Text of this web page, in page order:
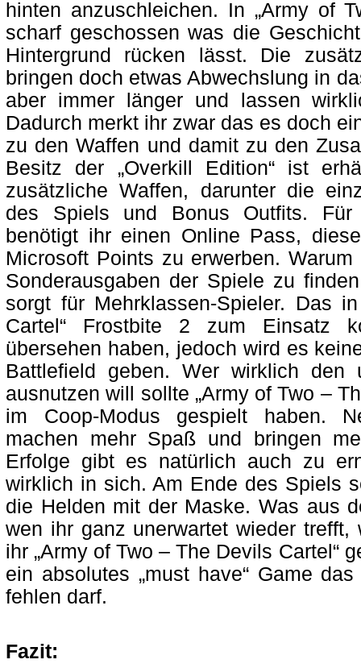
hinten anzuschleichen. In „Army of
scharf geschossen was die
Hintergrund rücken lässt. Die
bringen doch etwas Abwechslung in
aber immer länger und lassen
Dadurch merkt ihr zwar das es doch
zu den Waffen und damit zu den
Besitz der „Overkill Edition“ ist
zusätzliche Waffen, darunter die
des Spiels und Bonus Outfits. Für
benötigt ihr einen Online Pass,
Microsoft Points zu erwerben.
Sonderausgaben der Spiele zu
sorgt für Mehrklassen-Spieler. Das
Cartel“ Frostbite 2 zum Einsatz
übersehen haben, jedoch wird es
Battlefield geben. Wer wirklich den
ausnutzen will sollte „Army of Two –
im Coop-Modus gespielt haben.
machen mehr Spaß und bringen
Erfolge gibt es natürlich auch zu
wirklich in sich. Am Ende des Spiels
die Helden mit der Maske. Was aus
wen ihr ganz unerwartet wieder
ihr „Army of Two – The Devils Cartel“
ein absolutes „must have“ Game
fehlen darf.
Fazit: